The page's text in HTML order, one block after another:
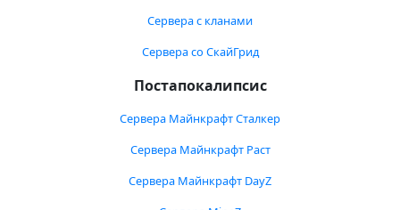
Сервера с кланами
Сервера со СкайГрид
Постапокалипсис
Сервера Майнкрафт Сталкер
Сервера Майнкрафт Раст
Сервера Майнкрафт DayZ